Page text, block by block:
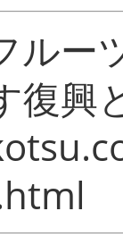
ー
復興